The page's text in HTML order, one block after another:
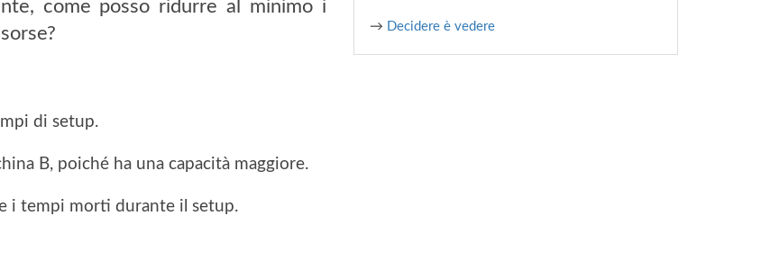
come posso ridurre al minimo i
di setup.
B, poiché ha una capacità maggiore.
i tempi morti durante il setup.
→ Decidere è vedere